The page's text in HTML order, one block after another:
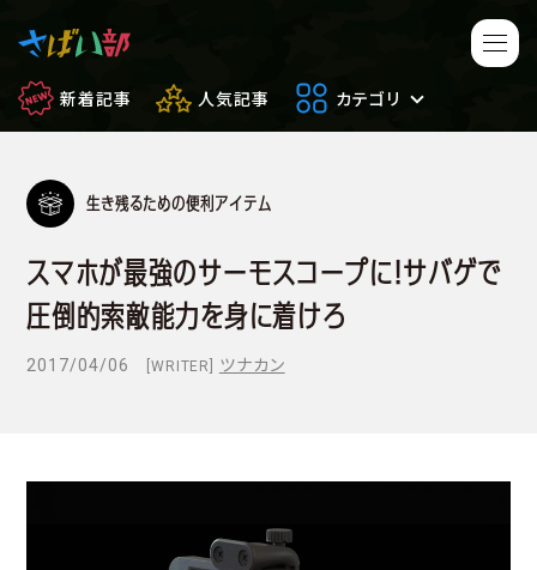
新着記事 人気記事 カテゴリ
マンガ・アニメ
ゲーム 日常のサバイバル
フィールドレビュー やってみた
生き残るための便利アイテム
スマホが最強のサーモスコープに！サバゲで
圧倒的索敵能力を身に着けろ
2017/04/06 [WRITER] ツナカン